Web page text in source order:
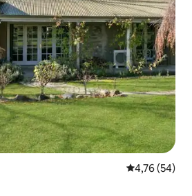
Calificación
4,76 (54)